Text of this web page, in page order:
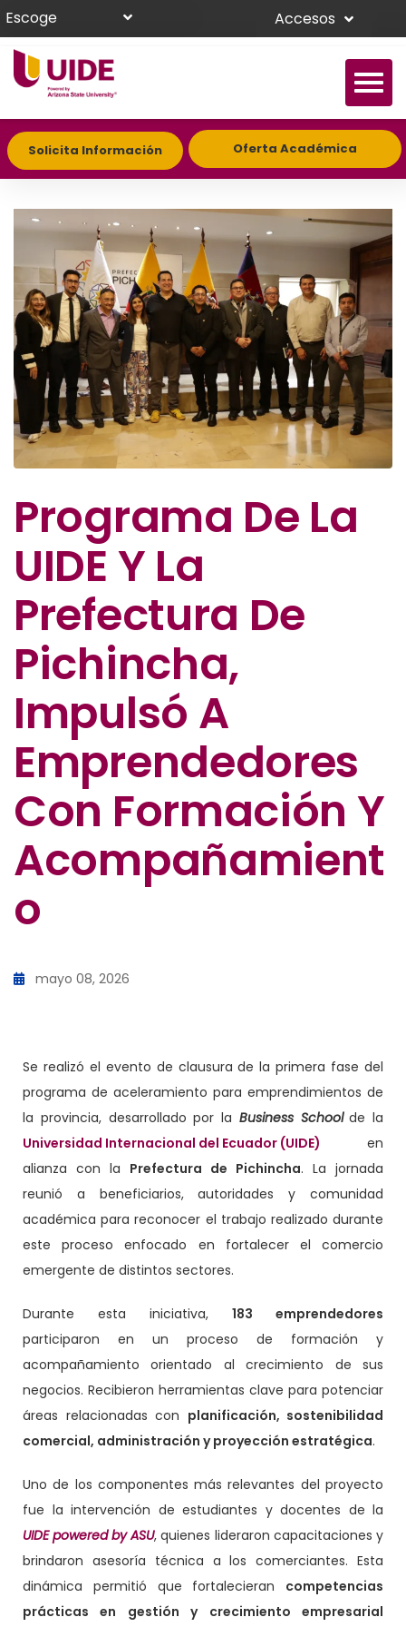
Escoge Accesos
Solicita Información Oferta Académica
Programa De La
UIDE Y La
Prefectura De
Pichincha,
Impulsó A
Emprendedores
Con Formación Y
Acompañamient
O
mayo 08, 2026
Se realizó el evento de clausura de la primera fase del
programa de aceleramiento para emprendimientos de
la provincia, desarrollado por la Business School de la
Universidad Internacional del Ecuador (UIDE) en
alianza con la Prefectura de Pichincha. La jornada
reunió a beneficiarios, autoridades y comunidad
académica para reconocer el trabajo realizado durante
este proceso enfocado en fortalecer el comercio
emergente de distintos sectores.
Durante esta iniciativa, 183 emprendedores
participaron en un proceso de formación y
acompañamiento orientado al crecimiento de sus
negocios. Recibieron herramientas clave para potenciar
áreas relacionadas con planificación, sostenibilidad
comercial, administración y proyección estratégica.
Uno de los componentes más relevantes del proyecto
fue la intervención de estudiantes y docentes de la
UIDE powered by ASU, quienes lideraron capacitaciones y
brindaron asesoría técnica a los comerciantes. Esta
dinámica permitió que fortalecieran competencias
prácticas en gestión y crecimiento empresarial